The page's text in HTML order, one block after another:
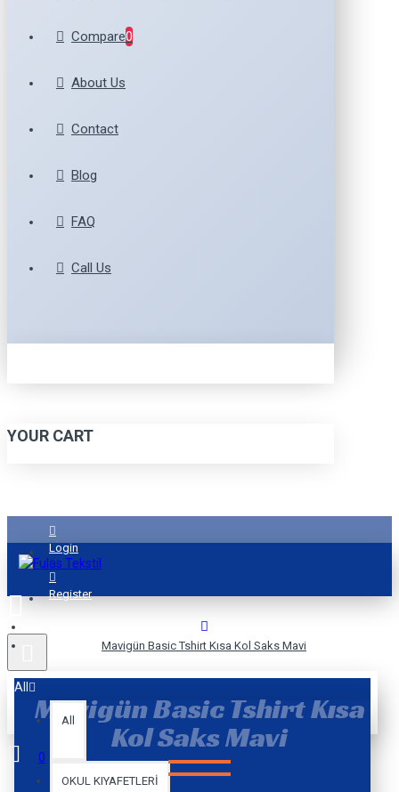
Compare0
About Us
Contact
Blog
FAQ
Call Us
YOUR CART
Login
Register
All
All
OKUL KIYAFETLERİ
0
Mavigün Basic Tshirt Kısa Kol Saks Mavi
Mavigün Basic Tshirt Kısa
Kol Saks Mavi